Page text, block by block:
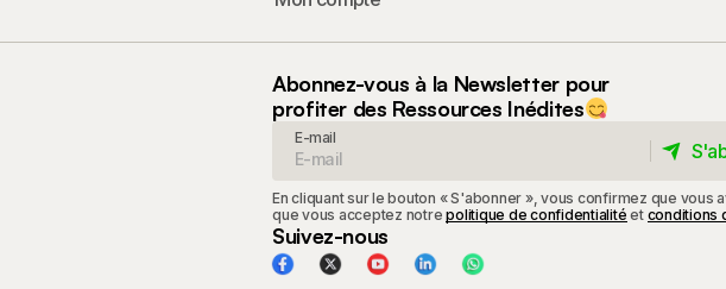
Abonnez-vous à la Newsletter pour
profiter des Ressources Inédites
E-mail
En cliquant sur le bouton « S'abonner », vous confirmez que vous
que vous acceptez notrepolitique de confidentialité et conditions
Suivez-nous